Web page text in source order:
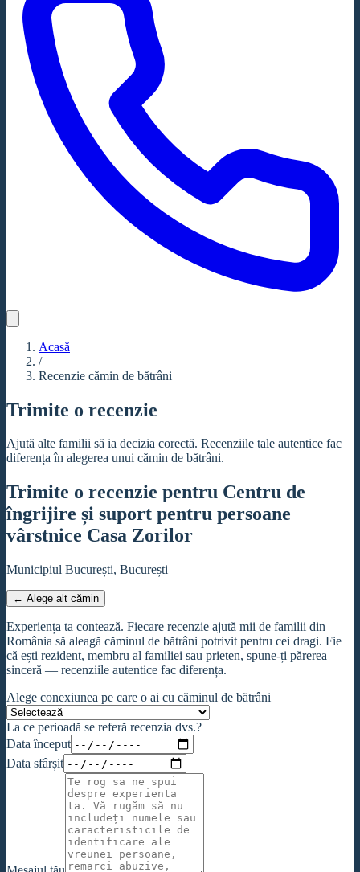
Acasă
/
Recenzie cămin de bătrâni
Trimite o recenzie
Ajută alte familii să ia decizia corectă. Recenziile tale autentice fac
diferența în alegerea unui cămin de bătrâni.
Trimite o recenzie pentru Centru de
îngrijire și suport pentru persoane
vârstnice Casa Zorilor
Municipiul București, București
← Alege alt cămin
Experiența ta contează. Fiecare recenzie ajută mii de familii din
România să aleagă căminul de bătrâni potrivit pentru cei dragi. Fie
că ești rezident, membru al familiei sau prieten, spune-ți părerea
sinceră — recenziile autentice fac diferența.
Alege conexiunea pe care o ai cu căminul de bătrâni
La ce perioadă se referă recenzia dvs.?
Data început
Data sfârșit